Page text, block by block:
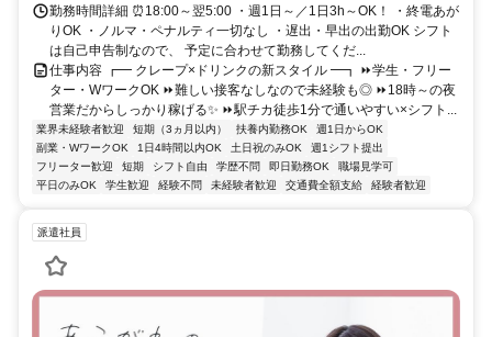
勤務時間詳細 ⏰18:00～翌5:00 ・週1日～／1日3h～OK！ ・終電あが
りOK ・ノルマ・ペナルティ一切なし ・遅出・早出の出勤OK シフト
は自己申告制なので、 予定に合わせて勤務してくだ...
仕事内容 ┏━ クレープ×ドリンクの新スタイル ━┓ ⏩学生・フリー
ター・WワークOK ⏩難しい接客なしなので未経験も◎ ⏩18時～の夜
営業だからしっかり稼げる✨ ⏩駅チカ徒歩1分で通いやすい×シフト...
業界未経験者歓迎 短期（3ヵ月以内） 扶養内勤務OK
週1日からOK
副業・WワークOK
1日4時間以内OK 土日祝のみOK
週1シフト提出
フリーター歓迎
短期 シフト自由 学歴不問 即日勤務OK
職場見学可
平日のみOK
学生歓迎 経験不問 未経験者歓迎 交通費全額支給 経験者歓迎
派遣社員